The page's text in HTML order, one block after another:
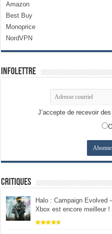
Amazon
Best Buy
Monoprice
NordVPN
Infolettre
J’accepte de recevoir
Critiques
Halo : Campaign Evolved
Xbox est encore meilleur !